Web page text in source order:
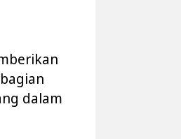
dalam